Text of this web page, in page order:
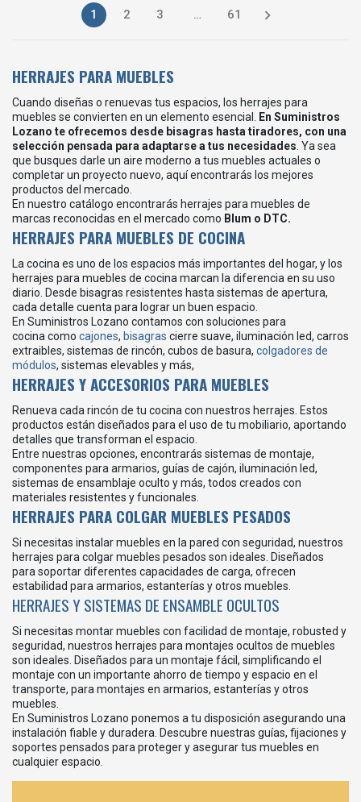
1 2 3 … 61 
HERRAJES PARA MUEBLES
Cuando diseñas o renuevas tus espacios, los herrajes para
muebles se convierten en un elemento esencial.
En Suministros
Lozano te ofrecemos desde bisagras hasta tiradores, con una
selección pensada para adaptarse a tus necesidades . Ya sea
que busques darle un aire moderno a tus muebles actuales o
completar un proyecto nuevo, aquí encontrarás los mejores
productos del mercado.
En nuestro catálogo encontrarás herrajes para muebles de
marcas reconocidas en el mercado como Blum o DTC.
HERRAJES PARA MUEBLES DE COCINA
La cocina es uno de los espacios más importantes del hogar, y los
herrajes para muebles de cocina marcan la diferencia en su uso
diario. Desde bisagras resistentes hasta sistemas de apertura,
cada detalle cuenta para lograr un buen espacio.
En Suministros Lozano contamos con soluciones para
cocina como cajones, bisagras cierre suave, iluminación led, carros
extraibles, sistemas de rincón, cubos de basura, colgadores de
módulos, sistemas elevables y más,
HERRAJES Y ACCESORIOS PARA MUEBLES
Renueva cada rincón de tu cocina con nuestros herrajes. Estos
productos están diseñados para el uso de tu mobiliario, aportando
detalles que transforman el espacio.
Entre nuestras opciones, encontrarás sistemas de montaje,
componentes para armarios, guías de cajón, iluminación led,
sistemas de ensamblaje oculto y más, todos creados con
materiales resistentes y funcionales.
HERRAJES PARA COLGAR MUEBLES PESADOS
Si necesitas instalar muebles en la pared con seguridad, nuestros
herrajes para colgar muebles pesados son ideales. Diseñados
para soportar diferentes capacidades de carga, ofrecen
estabilidad para armarios, estanterías y otros muebles.
HERRAJES Y SISTEMAS DE ENSAMBLE OCULTOS
Si necesitas montar muebles con facilidad de montaje, robusted y
seguridad, nuestros herrajes para montajes ocultos de muebles
son ideales. Diseñados para un montaje fácil, simplificando el
montaje con un importante ahorro de tiempo y espacio en el
transporte, para montajes en armarios, estanterías y otros
muebles.
En Suministros Lozano ponemos a tu disposición asegurando una
instalación fiable y duradera. Descubre nuestras guías, fijaciones y
soportes pensados para proteger y asegurar tus muebles en
cualquier espacio.